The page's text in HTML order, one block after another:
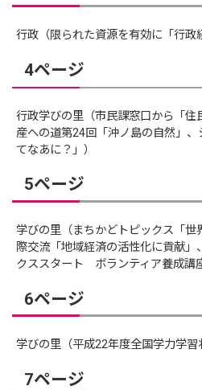
行政（限られた資源を有効に「行政
4ページ
行政学びの里（市民課窓口から「
産への道第24回「沖ノ島の自然」
てなあに？」）
5ページ
学びの里（まちかどトピックス「世
際交流「地域経済の活性化に貢献」
クススタート ボランティア養成講
6ページ
学びの里（平成22年度全国学力学習
7ページ